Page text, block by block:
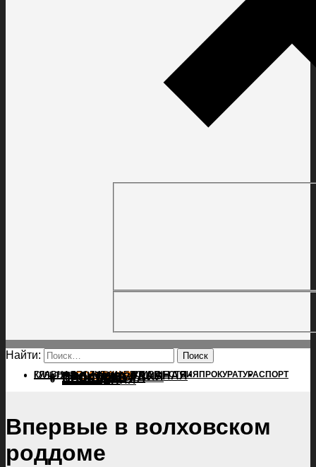
Найти:
ГЛАВНАЯПОЛИТИКАПРОИСШЕСТВИЯ ПРОКУРАТУРАСПОРТ
КУЛЬТУРАПОСЕЛЕНИЯГЛАВНАЯ
ПОЛИТИКА
ПРОИСШЕСТВИЯ
ПРОКУРАТУРА
СПОРТ
КУЛЬТУРА
ПОСЕЛЕНИЯ
Впервые в волховском
роддоме